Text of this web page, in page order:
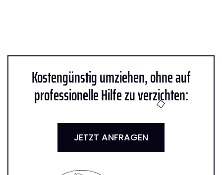
Kostengünstig umziehen, ohne auf
professionelle Hilfe zu verzichten:
JETZT ANFRAGEN